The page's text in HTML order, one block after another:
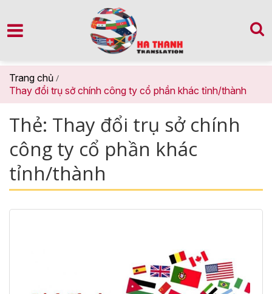
Trang chủ /
Thay đổi trụ sở chính công ty cổ phần khác tỉnh/thành
Thẻ: Thay đổi trụ sở chính
công ty cổ phần khác
tỉnh/thành